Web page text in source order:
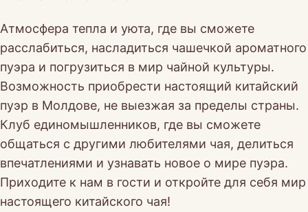
Атмосфера тепла и уюта, где вы сможете
расслабиться, насладиться чашечкой ароматного
пуэра и погрузиться в мир чайной культуры.
Возможность приобрести настоящий китайский
пуэр в Молдове, не выезжая за пределы страны.
Клуб единомышленников, где вы сможете
общаться с другими любителями чая, делиться
впечатлениями и узнавать новое о мире пуэра.
Приходите к нам в гости и откройте для себя мир
настоящего китайского чая!